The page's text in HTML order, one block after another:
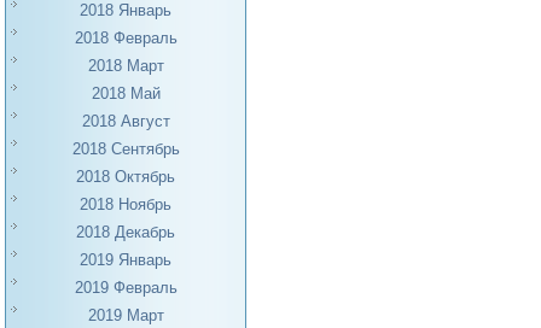
2018 Январь
2018 Февраль
2018 Март
2018 Май
2018 Август
2018 Сентябрь
2018 Октябрь
2018 Ноябрь
2018 Декабрь
2019 Январь
2019 Февраль
2019 Март